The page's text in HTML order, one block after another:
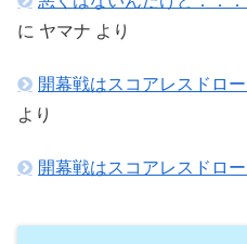
に ヤマナ より
開幕戦はスコアレスドロ
より
開幕戦はスコアレスドロ